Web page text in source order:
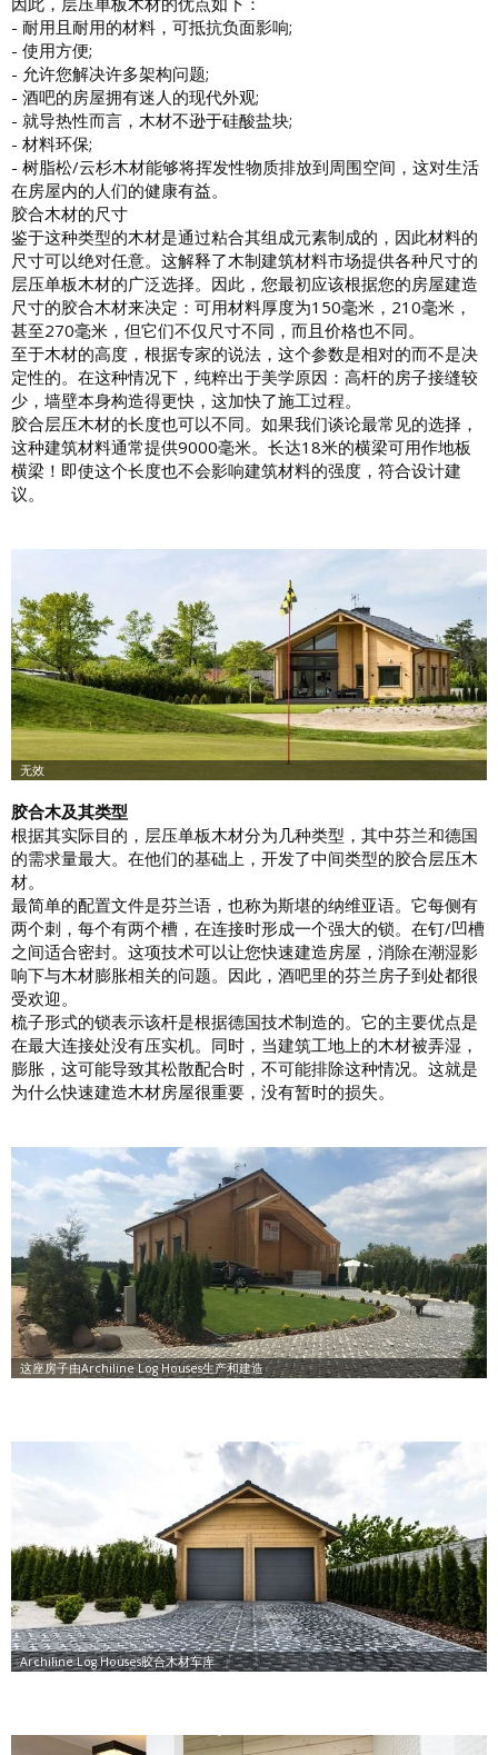
- 耐用且耐用的材料，可抵抗负面影响;
- 使用方便;
- 允许您解决许多架构问题;
- 酒吧的房屋拥有迷人的现代外观;
- 就导热性而言，木材不逊于硅酸盐块;
- 材料环保;
- 树脂松/云杉木材能够将挥发性物质排放到周围空间，这对生活
在房屋内的人们的健康有益。
胶合木材的尺寸
鉴于这种类型的木材是通过粘合其组成元素制成的，因此材料的
尺寸可以绝对任意。这解释了木制建筑材料市场提供各种尺寸的
层压单板木材的广泛选择。因此，您最初应该根据您的房屋建造
尺寸的胶合木材来决定：可用材料厚度为150毫米，210毫米，
甚至270毫米，但它们不仅尺寸不同，而且价格也不同。
至于木材的高度，根据专家的说法，这个参数是相对的而不是决
定性的。在这种情况下，纯粹出于美学原因：高杆的房子接缝较
少，墙壁本身构造得更快，这加快了施工过程。
胶合层压木材的长度也可以不同。如果我们谈论最常见的选择，
这种建筑材料通常提供9000毫米。长达18米的横梁可用作地板
横梁！即使这个长度也不会影响建筑材料的强度，符合设计建
议。
胶合木及其类型
根据其实际目的，层压单板木材分为几种类型，其中芬兰和德国
的需求量最大。在他们的基础上，开发了中间类型的胶合层压木
材。
最简单的配置文件是芬兰语，也称为斯堪的纳维亚语。它每侧有
两个刺，每个有两个槽，在连接时形成一个强大的锁。在钉/凹槽
之间适合密封。这项技术可以让您快速建造房屋，消除在潮湿影
响下与木材膨胀相关的问题。因此，酒吧里的芬兰房子到处都很
受欢迎。
梳子形式的锁表示该杆是根据德国技术制造的。它的主要优点是
在最大连接处没有压实机。同时，当建筑工地上的木材被弄湿，
膨胀，这可能导致其松散配合时，不可能排除这种情况。这就是
为什么快速建造木材房屋很重要，没有暂时的损失。